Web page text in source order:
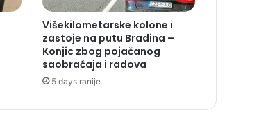
Višekilometarske kolone i
zastoje na putu Bradina –
Konjic zbog pojačanog
saobraćaja i radova
5 days ranije